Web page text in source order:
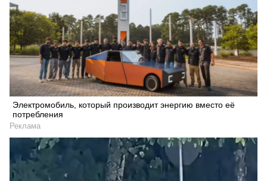
Электромобиль, который производит энергию вместо её
потребления
Реклама